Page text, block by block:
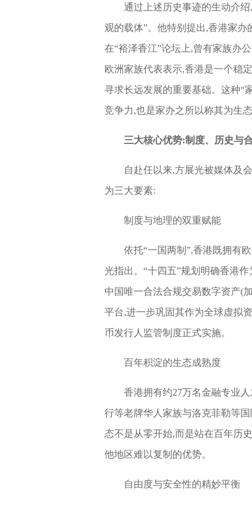
通过上述历史事迹的生动介
观的载体”。他特别提出,香港家
在“裕泽香江”论坛上,曾有家族办
欧洲家族代表表示,香港是一个稳
寻求长远发展的重要基础。这种“
竞争力,也是家办之所以称其为生
三大核心优势:制度、历史与
自赴任以来,方展光被媒体及
为三大要素:
制度与地理的双重赋能
依托“一国两制”,香港既拥有
光指出。“十四五”规划明确香港
中国唯一合法合规交易数字资产(
平台,进一步巩固其作为全球虚拟
币发行人监管制度正式实施。
百年积淀的生态成熟度
香港拥有约27万名金融专业
行等老牌华人家族与洛克菲勒等
态不是从零开始,而是站在百年历
他地区难以复制的优势。
自由度与安全性的精妙平衡